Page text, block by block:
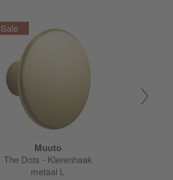
Muuto
The Dots - Klerenhaak
metaal L